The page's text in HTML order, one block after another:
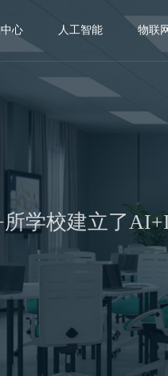
心 人工智能 物联
所学校建立了